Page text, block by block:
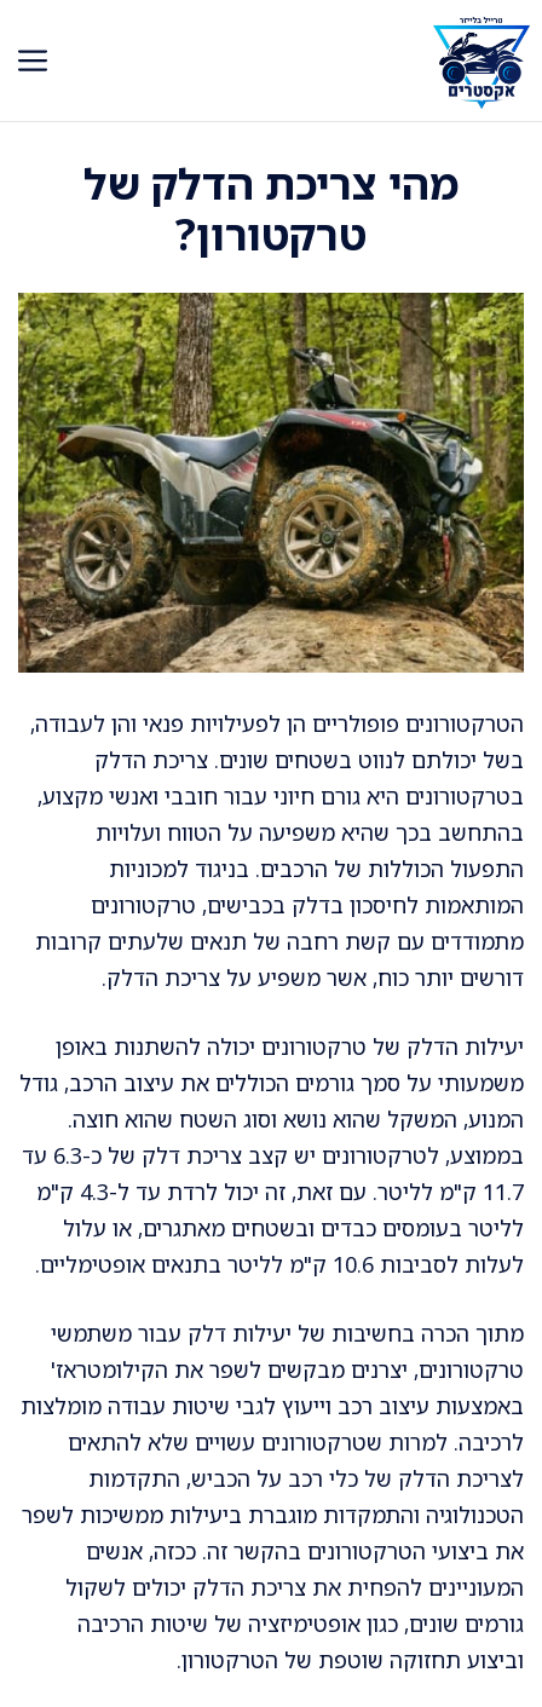
לדלג
לתוכן
מהי צריכת הדלק של
טרקטורון?
הטרקטורונים פופולריים הן לפעילויות פנאי והן לעבודה,
בשל יכולתם לנווט בשטחים שונים. צריכת הדלק
בטרקטורונים היא גורם חיוני עבור חובבי ואנשי מקצוע,
בהתחשב בכך שהיא משפיעה על הטווח ועלויות
התפעול הכוללות של הרכבים. בניגוד למכוניות
המותאמות לחיסכון בדלק בכבישים, טרקטורונים
מתמודדים עם קשת רחבה של תנאים שלעתים קרובות
דורשים יותר כוח, אשר משפיע על צריכת הדלק.
יעילות הדלק של טרקטורונים יכולה להשתנות באופן
משמעותי על סמך גורמים הכוללים את עיצוב הרכב, גודל
המנוע, המשקל שהוא נושא וסוג השטח שהוא חוצה.
בממוצע, לטרקטורונים יש קצב צריכת דלק של כ-6.3 עד
11.7 ק"מ לליטר. עם זאת, זה יכול לרדת עד ל-4.3 ק"מ
לליטר בעומסים כבדים ובשטחים מאתגרים, או עלול
לעלות לסביבות 10.6 ק"מ לליטר בתנאים אופטימליים.
מתוך הכרה בחשיבות של יעילות דלק עבור משתמשי
טרקטורונים, יצרנים מבקשים לשפר את הקילומטראז'
באמצעות עיצוב רכב וייעוץ לגבי שיטות עבודה מומלצות
לרכיבה. למרות שטרקטורונים עשויים שלא להתאים
לצריכת הדלק של כלי רכב על הכביש, התקדמות
הטכנולוגיה והתמקדות מוגברת ביעילות ממשיכות לשפר
את ביצועי הטרקטורונים בהקשר זה. ככזה, אנשים
המעוניינים להפחית את צריכת הדלק יכולים לשקול
גורמים שונים, כגון אופטימיזציה של שיטות הרכיבה
וביצוע תחזוקה שוטפת של הטרקטורון.